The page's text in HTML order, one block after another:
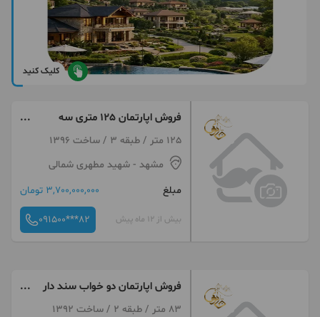
کلیک کنید
فروش اپارتمان 125 متری سه
خواب مطهری شمالی
125 متر / طبقه 3 / ساخت 1396
مشهد - شهید مطهری شمالی
مبلغ
3,700,000,000 تومان
بیش از 12 ماه پیش 091500***82
فروش اپارتمان دو خواب سند دار
مطهری شمالی
83 متر / طبقه 2 / ساخت 1392